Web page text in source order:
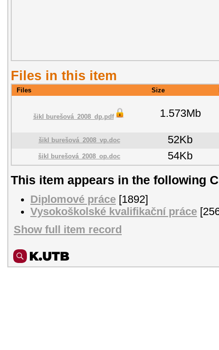
Files in this item
Files Size
šikl burešová_2008_dp.pdf 1.573Mb
šikl burešová_2008_vp.doc 52Kb
šikl burešová_2008_op.doc 54Kb
This item appears in the following
Diplomové práce [1892]
Vysokoškolské kvalifikační práce
Show full item record